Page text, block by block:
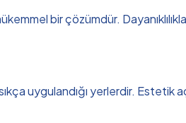
bir çözümdür.
sıkça uygulandığı yerlerdir.